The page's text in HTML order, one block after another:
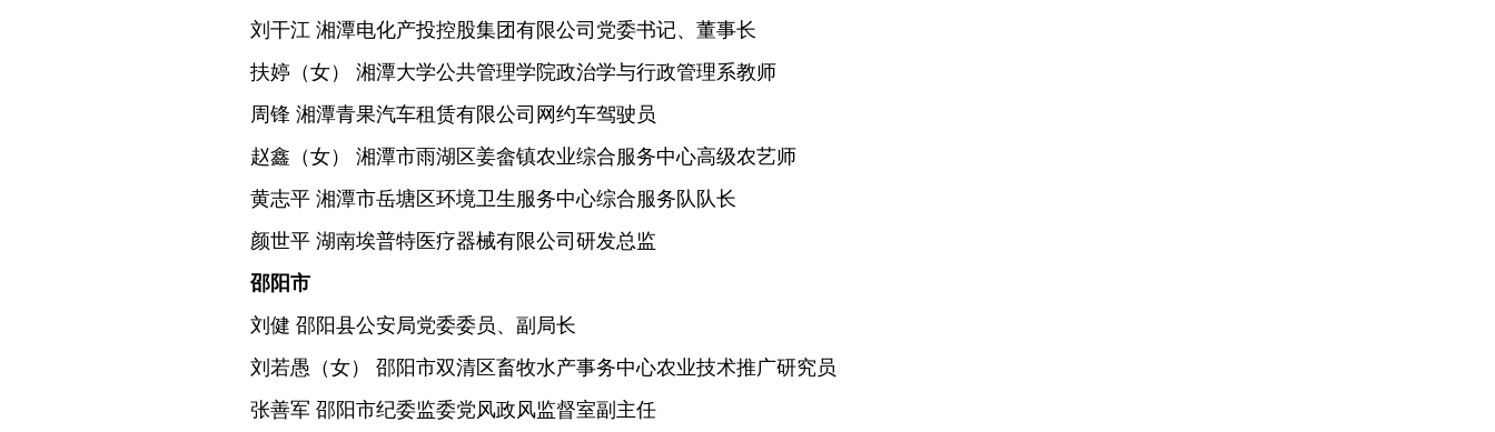
刘干江 湘潭电化产投控股集团有限公司党委书记、董事长
扶婷（女） 湘潭大学公共管理学院政治学与行政管理系教师
周锋 湘潭青果汽车租赁有限公司网约车驾驶员
赵鑫（女） 湘潭市雨湖区姜畲镇农业综合服务中心高级农艺师
黄志平 湘潭市岳塘区环境卫生服务中心综合服务队队长
颜世平 湖南埃普特医疗器械有限公司研发总监
邵阳市
刘健 邵阳县公安局党委委员、副局长
刘若愚（女） 邵阳市双清区畜牧水产事务中心农业技术推广研究员
张善军 邵阳市纪委监委党风政风监督室副主任